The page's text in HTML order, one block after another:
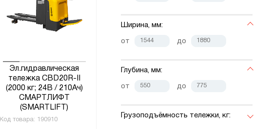
Эл.гидравлическая
тележка CBD20R-II
(2000 кг; 24В / 210Ач)
СМАРТЛИФТ
(SMARTLIFT)
Код товара: 190910
Ширина, мм:
от до
Глубина, мм:
от до
Грузоподъёмность тележки, кг: